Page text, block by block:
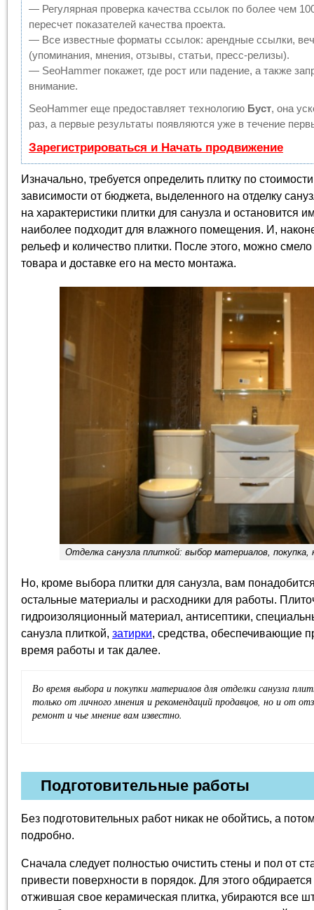
— Регулярная проверка качества ссылок по более чем
пересчет показателей качества проекта.
— Все известные форматы ссылок: арендные ссылки,
(упоминания, мнения, отзывы, статьи, пресс-релизы).
— SeoHammer покажет, где рост или падение, а также
внимание.
SeoHammer еще предоставляет технологию Буст, она
раз, а первые результаты появляются уже в течение
Зарегистрироваться и Начать продвижение
Изначально, требуется определить плитку по
зависимости от бюджета, выделенного на отделку
на характеристики плитки для санузла и остановится
наиболее подходит для влажного помещения. И,
рельеф и количество плитки. После этого, можно
товара и доставке его на место монтажа.
Отделка санузла плиткой: выбор материалов, покупка,
Но, кроме выбора плитки для санузла, вам
остальные материалы и расходники для работы.
гидроизоляционный материал, антисептики,
санузла плиткой, затирки, средства, обеспечивающие
время работы и так далее.
Во время выбора и покупки материалов для отделки санузла
только от личного мнения и рекомендаций продавцов, но и от
ремонт и чье мнение вам известно.
Подготовительные работы
Без подготовительных работ никак не обойтись, а
подробно.
Сначала следует полностью очистить стены и пол от
привести поверхности в порядок. Для этого
отжившая свое керамическая плитка, убираются все